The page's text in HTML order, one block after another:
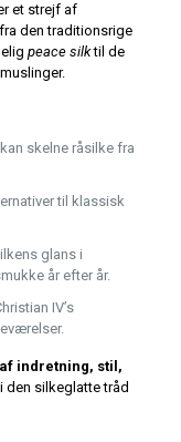
et strejf af
den traditionsrige
peace silktil de
skelne råsilke fra
til klassisk
glans i
år efter år.
IV’s
indretning, stil,
silkeglatte tråd